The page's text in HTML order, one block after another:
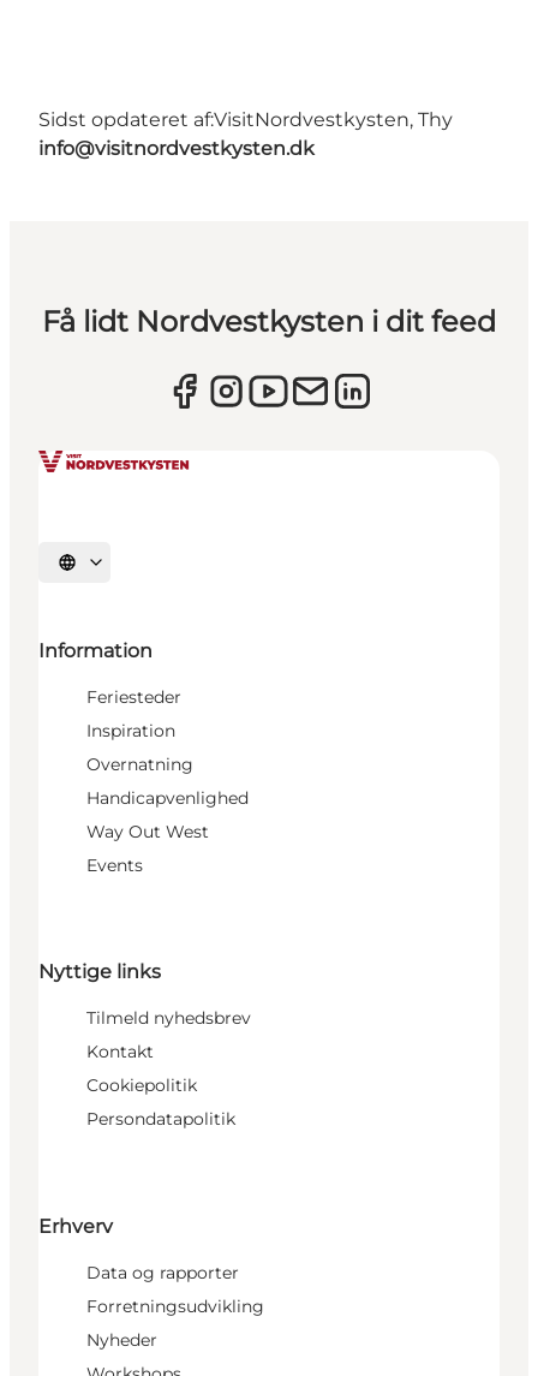
Sidst opdateret af:VisitNordvestkysten, Thy
info@visitnordvestkysten.dk
Få lidt Nordvestkysten i dit feed
Vælg sprog
Information
Feriesteder
Inspiration
Overnatning
Handicapvenlighed
Way Out West
Events
Nyttige links
Tilmeld nyhedsbrev
Kontakt
Cookiepolitik
Persondatapolitik
Erhverv
Data og rapporter
Forretningsudvikling
Nyheder